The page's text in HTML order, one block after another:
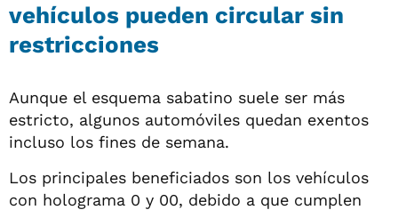
vehículos pueden circular sin
restricciones
Aunque el esquema sabatino suele ser más
estricto, algunos automóviles quedan exentos
incluso los fines de semana.
Los principales beneficiados son los vehículos
con holograma 0 y 00, debido a que cumplen